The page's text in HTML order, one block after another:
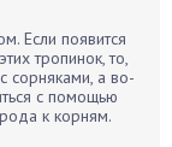
Если появится
тропинок, то,
сорняками, а во-
с помощью
к корням.